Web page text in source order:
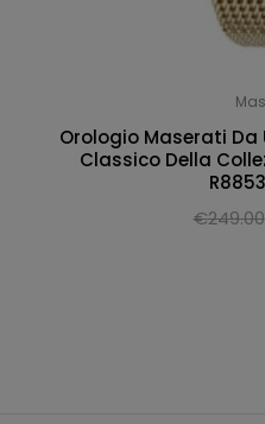
Orologio Maserati Da
Classico Della
€249.00